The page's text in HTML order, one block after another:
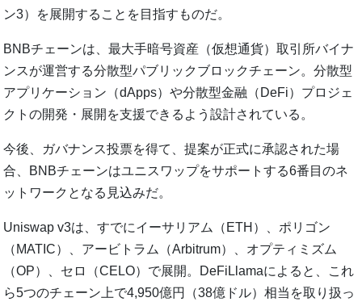
ン3）を展開することを目指すものだ。
BNBチェーンは、最大手暗号資産（仮想通貨）取引所バイナ
ンスが運営する分散型パブリックブロックチェーン。分散型
アプリケーション（dApps）や分散型金融（DeFi）プロジェ
クトの開発・展開を支援できるよう設計されている。
今後、ガバナンス投票を得て、提案が正式に承認された場
合、BNBチェーンはユニスワップをサポートする6番目のネ
ットワークとなる見込みだ。
Uniswap v3は、すでにイーサリアム（ETH）、ポリゴン
（MATIC）、アービトラム（Arbitrum）、オプティミズム
（OP）、セロ（CELO）で展開。DeFiLlamaによると、これ
ら5つのチェーン上で4,950億円（38億ドル）相当を取り扱っ